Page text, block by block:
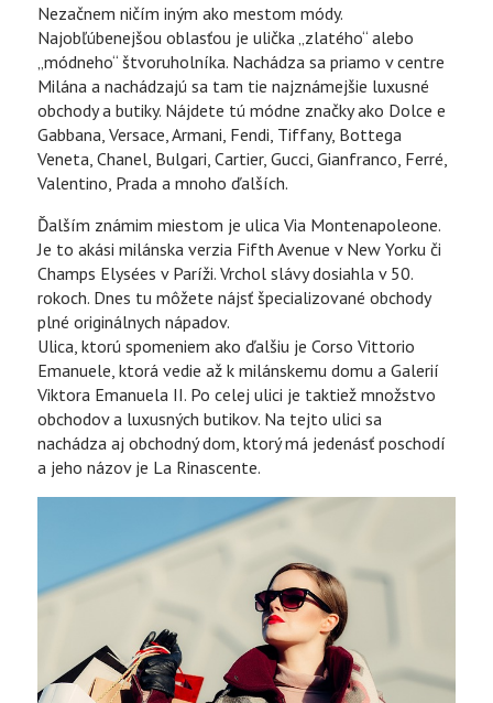
Nezačnem ničím iným ako mestom módy.
Najobľúbenejšou oblasťou je ulička „zlatého“ alebo
„módneho“ štvoruholníka. Nachádza sa priamo v centre
Milána a nachádzajú sa tam tie najznámejšie luxusné
obchody a butiky. Nájdete tú módne značky ako Dolce e
Gabbana, Versace, Armani, Fendi, Tiffany, Bottega
Veneta, Chanel, Bulgari, Cartier, Gucci, Gianfranco, Ferré,
Valentino, Prada a mnoho ďalších.
Ďalším známim miestom je ulica Via Montenapoleone.
Je to akási milánska verzia Fifth Avenue v New Yorku či
Champs Elysées v Paríži. Vrchol slávy dosiahla v 50.
rokoch. Dnes tu môžete nájsť špecializované obchody
plné originálnych nápadov.
Ulica, ktorú spomeniem ako ďalšiu je Corso Vittorio
Emanuele, ktorá vedie až k milánskemu domu a Galerií
Viktora Emanuela II. Po celej ulici je taktiež množstvo
obchodov a luxusných butikov. Na tejto ulici sa
nachádza aj obchodný dom, ktorý má jedenásť poschodí
a jeho názov je La Rinascente.